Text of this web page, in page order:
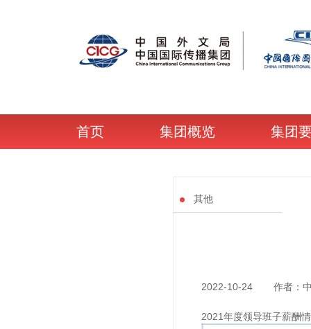
首页 集团概览 集团
其他
2022-10-24 作者：
2021年度领导班子薪酬